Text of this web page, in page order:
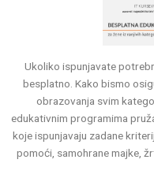
Ukoliko ispunjavate
besplatno. Kako bismo
obrazovanja svim
edukativnim programima
koje ispunjavaju zadane
pomoći, samohrane majke,